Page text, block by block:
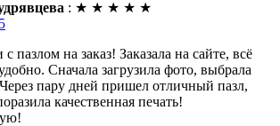
: ★ ★ ★ ★ ★
пазлом на заказ! Заказала на сайте, всё
Сначала загрузила фото, выбрала
пару дней пришел отличный пазл,
качественная печать!